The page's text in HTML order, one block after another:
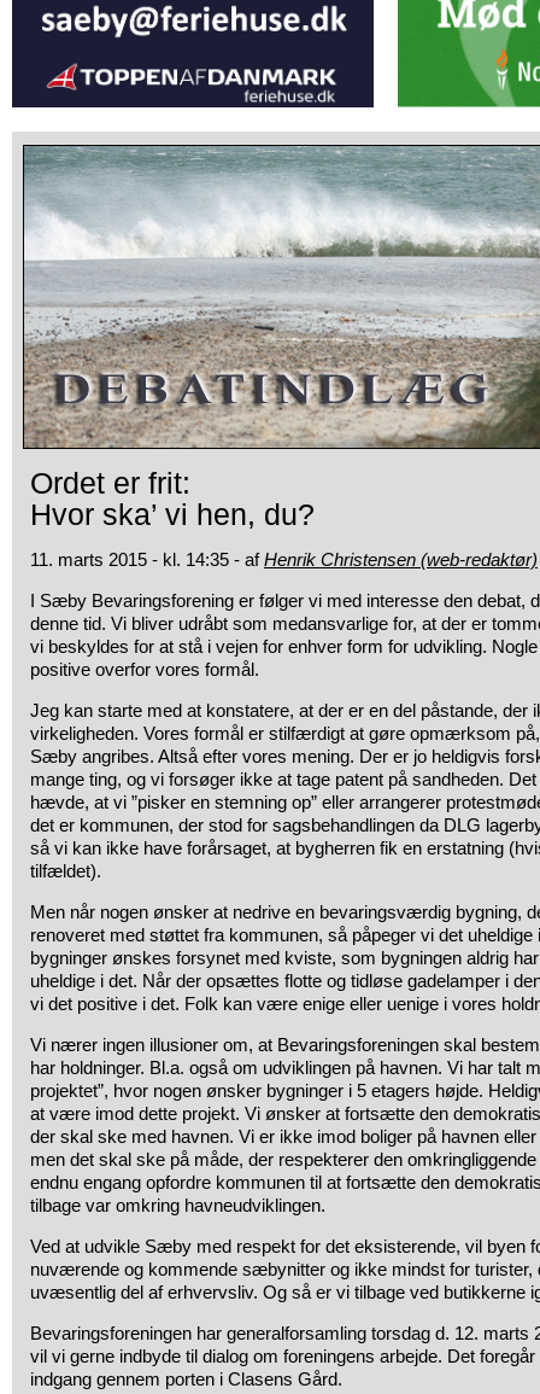
Ordet er frit:
Hvor ska’ vi hen, du?
11. marts 2015 - kl. 14:35 - afHenrik Christensen (web-redaktør)
I Sæby Bevaringsforening er følger vi med interesse den debat,
denne tid. Vi bliver udråbt som medansvarlige for, at der er
vi beskyldes for at stå i vejen for enhver form for udvikling.
positive overfor vores formål.
Jeg kan starte med at konstatere, at der er en del påstande, der
virkeligheden. Vores formål er stilfærdigt at gøre opmærksom
Sæby angribes. Altså efter vores mening. Der er jo heldigvis
mange ting, og vi forsøger ikke at tage patent på sandheden.
hævde, at vi ”pisker en stemning op” eller arrangerer
det er kommunen, der stod for sagsbehandlingen da DLG
så vi kan ikke have forårsaget, at bygherren fik en erstatning
tilfældet).
Men når nogen ønsker at nedrive en bevaringsværdig bygning,
renoveret med støttet fra kommunen, så påpeger vi det uheldige
bygninger ønskes forsynet med kviste, som bygningen aldrig
uheldige i det. Når der opsættes flotte og tidløse gadelamper i
vi det positive i det. Folk kan være enige eller uenige i vores
Vi nærer ingen illusioner om, at Bevaringsforeningen skal
har holdninger. Bl.a. også om udviklingen på havnen. Vi har talt
projektet”, hvor nogen ønsker bygninger i 5 etagers højde.
at være imod dette projekt. Vi ønsker at fortsætte den
der skal ske med havnen. Vi er ikke imod boliger på havnen
men det skal ske på måde, der respekterer den
endnu engang opfordre kommunen til at fortsætte den
tilbage var omkring havneudviklingen.
Ved at udvikle Sæby med respekt for det eksisterende, vil byen
nuværende og kommende sæbynitter og ikke mindst for turister,
uvæsentlig del af erhvervsliv. Og så er vi tilbage ved butikkerne
Bevaringsforeningen har generalforsamling torsdag d. 12. marts
vil vi gerne indbyde til dialog om foreningens arbejde. Det
indgang gennem porten i Clasens Gård.